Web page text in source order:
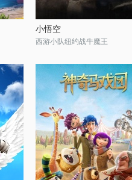
小悟空
西游小队纽约战牛魔王